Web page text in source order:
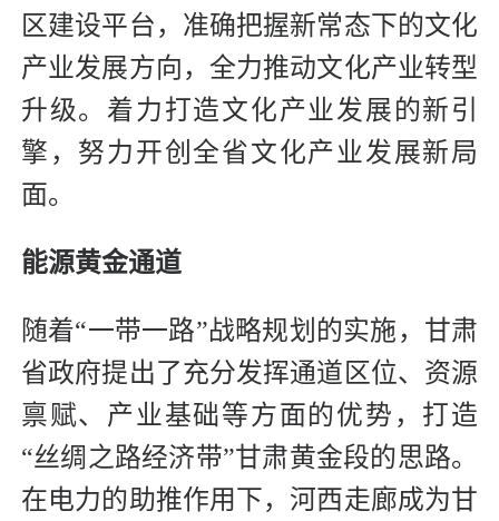
区建设平台，准确把握新常态下的文化
产业发展方向，全力推动文化产业转型
升级。着力打造文化产业发展的新引
擎，努力开创全省文化产业发展新局
面。
能源黄金通道
随着“一带一路”战略规划的实施，甘肃
省政府提出了充分发挥通道区位、资源
禀赋、产业基础等方面的优势，打造
“丝绸之路经济带”甘肃黄金段的思路。
在电力的助推作用下，河西走廊成为甘